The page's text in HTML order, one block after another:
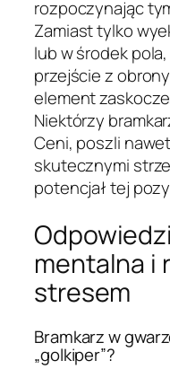
rozpoczynając
Zamiast tylko
lub w środek
przejście z
element
Niektórzy
Ceni, poszli
skutecznymi
potencjał tej
mentalna i
stresem
Bramkarz w
„golkiper”?